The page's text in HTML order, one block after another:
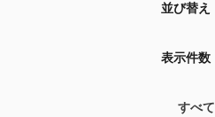
並び替え
表示件数
すべて